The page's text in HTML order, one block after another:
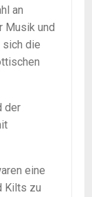
an
Musik und
sich die
der
eine
Kilts zu